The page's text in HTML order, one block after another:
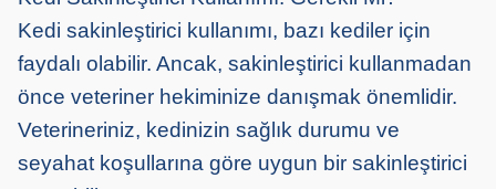
Kedi sakinleştirici kullanımı, bazı kediler için
faydalı olabilir. Ancak, sakinleştirici kullanmadan
önce veteriner hekiminize danışmak önemlidir.
Veterineriniz, kedinizin sağlık durumu ve
seyahat koşullarına göre uygun bir sakinleştirici